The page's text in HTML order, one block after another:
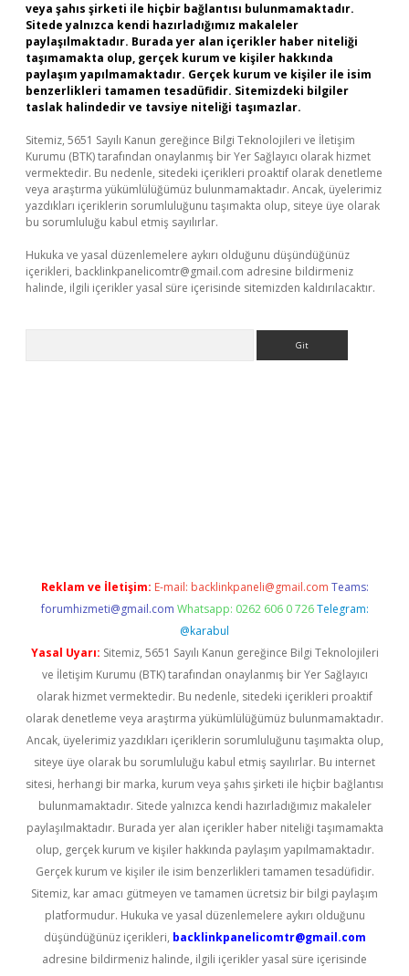
veya şahıs şirketi ile hiçbir bağlantısı bulunmamaktadır.
Sitede yalnızca kendi hazırladığımız makaleler
paylaşılmaktadır. Burada yer alan içerikler haber niteliği
taşımamakta olup, gerçek kurum ve kişiler hakkında
paylaşım yapılmamaktadır. Gerçek kurum ve kişiler ile isim
benzerlikleri tamamen tesadüfidir. Sitemizdeki bilgiler
taslak halindedir ve tavsiye niteliği taşımazlar.
Sitemiz, 5651 Sayılı Kanun gereğince Bilgi Teknolojileri ve İletişim
Kurumu (BTK) tarafından onaylanmış bir Yer Sağlayıcı olarak hizmet
vermektedir. Bu nedenle, sitedeki içerikleri proaktif olarak denetleme
veya araştırma yükümlülüğümüz bulunmamaktadır. Ancak, üyelerimiz
yazdıkları içeriklerin sorumluluğunu taşımakta olup, siteye üye olarak
bu sorumluluğu kabul etmiş sayılırlar.
Hukuka ve yasal düzenlemelere aykırı olduğunu düşündüğünüz
içerikleri, backlinkpanelicomtr@gmail.com adresine bildirmeniz
halinde, ilgili içerikler yasal süre içerisinde sitemizden kaldırılacaktır.
Reklam ve İletişim: E-mail: backlinkpaneli@gmail.com Teams:
forumhizmeti@gmail.com Whatsapp: 0262 606 0 726 Telegram:
@karabul
Yasal Uyarı: Sitemiz, 5651 Sayılı Kanun gereğince Bilgi Teknolojileri
ve İletişim Kurumu (BTK) tarafından onaylanmış bir Yer Sağlayıcı
olarak hizmet vermektedir. Bu nedenle, sitedeki içerikleri proaktif
olarak denetleme veya araştırma yükümlülüğümüz bulunmamaktadır.
Ancak, üyelerimiz yazdıkları içeriklerin sorumluluğunu taşımakta olup,
siteye üye olarak bu sorumluluğu kabul etmiş sayılırlar. Bu internet
sitesi, herhangi bir marka, kurum veya şahıs şirketi ile hiçbir bağlantısı
bulunmamaktadır. Sitede yalnızca kendi hazırladığımız makaleler
paylaşılmaktadır. Burada yer alan içerikler haber niteliği taşımamakta
olup, gerçek kurum ve kişiler hakkında paylaşım yapılmamaktadır.
Gerçek kurum ve kişiler ile isim benzerlikleri tamamen tesadüfidir.
Sitemiz, kar amacı gütmeyen ve tamamen ücretsiz bir bilgi paylaşım
platformudur. Hukuka ve yasal düzenlemelere aykırı olduğunu
düşündüğünüz içerikleri, backlinkpanelicomtr@gmail.com
adresine bildirmeniz halinde, ilgili içerikler yasal süre içerisinde